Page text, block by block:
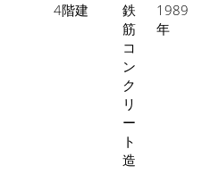
4階建
鉄
筋
コ
ン
ク
リ
ー
ト
造
1989
年